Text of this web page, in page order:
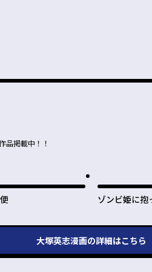
品掲載中！！
ゾンビ姫に抱
大塚英志漫画の詳細はこちら